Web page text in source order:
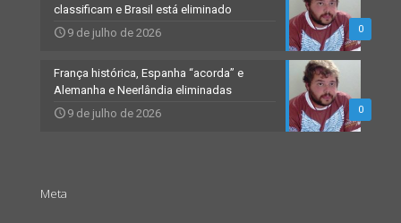
0
classificam e Brasil está eliminado
9 de julho de 2026
0
França histórica, Espanha “acorda” e
Alemanha e Neerlândia eliminadas
9 de julho de 2026
Meta